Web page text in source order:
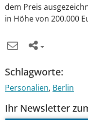
dem Preis
in Höhe von 200.000
Schlagworte:
Personalien Berlin
Ihr Newsletter